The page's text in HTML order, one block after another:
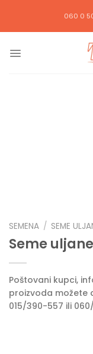
садржај
060 0
SEMENA / SEME
Seme
Poštovani kupci,
proizvoda možete
015/390-557 ili